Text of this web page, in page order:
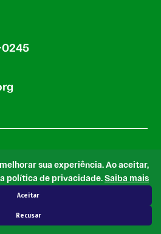
0245
by Automattic
© 2026 CEMJ.
sua experiência. Ao aceitar,
política de privacidade.Saiba mais
Aceitar
Recusar